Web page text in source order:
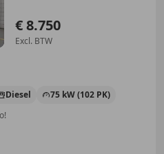
€ 8.750
Excl. BTW
Diesel
75 kW (102 PK)